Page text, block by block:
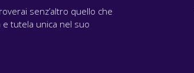
senz’altro quello che
tutela unica nel suo